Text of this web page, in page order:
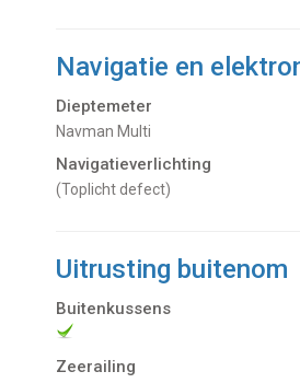
Navigatie en
Dieptemeter
Navman Multi
Navigatieverlichting
(toplicht defect)
Uitrusting buitenom
Buitenkussens
Zeerailing